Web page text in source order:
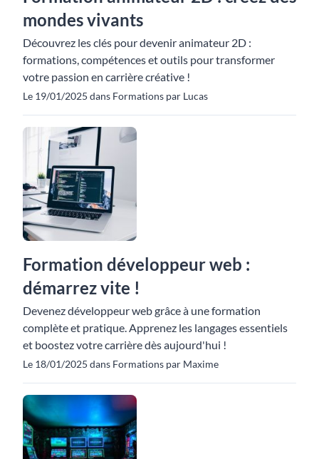
mondes vivants
Découvrez les clés pour devenir animateur 2D :
formations, compétences et outils pour transformer
votre passion en carrière créative !
Le 19/01/2025 dans Formations par Lucas
Formation développeur web :
démarrez vite !
Devenez développeur web grâce à une formation
complète et pratique. Apprenez les langages essentiels
et boostez votre carrière dès aujourd'hui !
Le 18/01/2025 dans Formations par Maxime